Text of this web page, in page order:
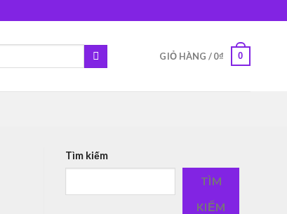
GIỎ HÀNG /0₫ 0
Tìm kiếm
TÌM
KIẾM